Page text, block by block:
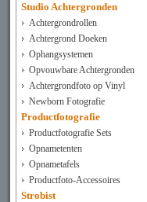
Studio Achtergronden
Achtergrondrollen
Achtergrond Doeken
Ophangsystemen
Opvouwbare Achtergronden
Achtergrondfoto op Vinyl
Newborn Fotografie
Productfotografie
Productfotografie Sets
Opnametenten
Opnametafels
Productfoto-Accessoires
Strobist